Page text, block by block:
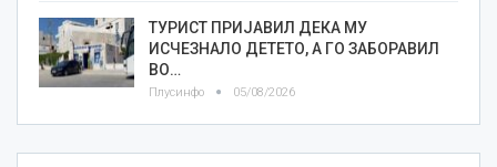
ТУРИСТ ПРИЈАВИЛ ДЕКА МУ
ИСЧЕЗНАЛО ДЕТЕТО, А ГО ЗАБОРАВИЛ
ВО…
Плусинфо 05/08/2026